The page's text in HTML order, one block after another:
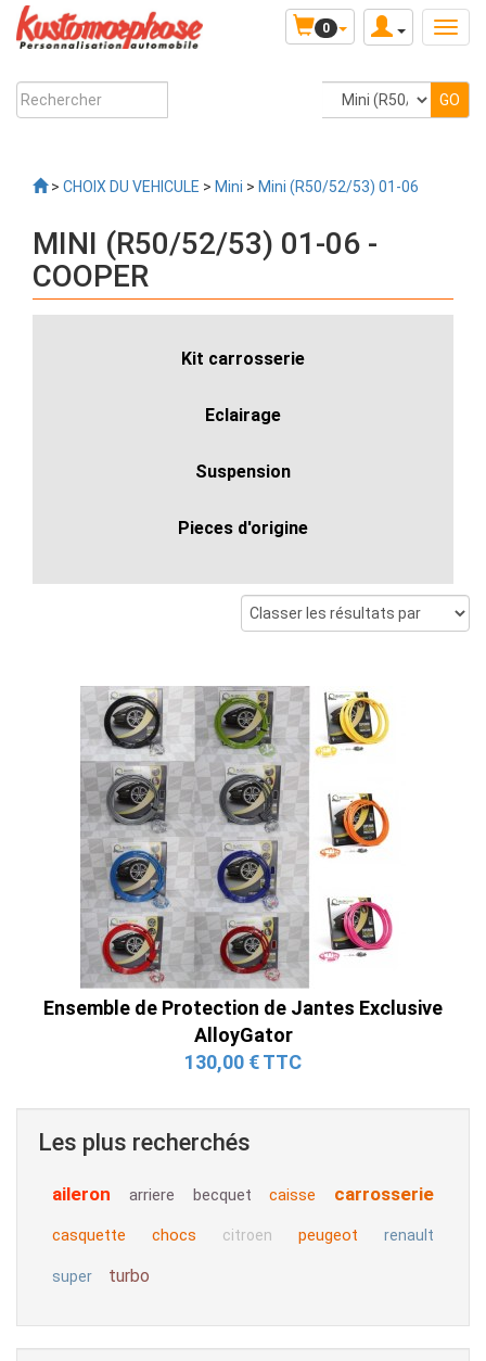
0
> CHOIX DU VEHICULE > Mini > Mini (R50/52/53) 01-06
MINI (R50/52/53) 01-06 -
COOPER
Kit carrosserie
Eclairage
Suspension
Pieces d'origine
Ensemble de Protection de Jantes Exclusive
AlloyGator
130,00 € TTC
Les plus recherchés
aileron arriere becquet caisse carrosserie
casquette chocs citroen peugeot renault
super turbo